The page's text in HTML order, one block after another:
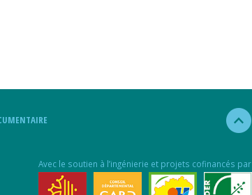
Avec le soutien à l’ingénierie et projets cofinancés par